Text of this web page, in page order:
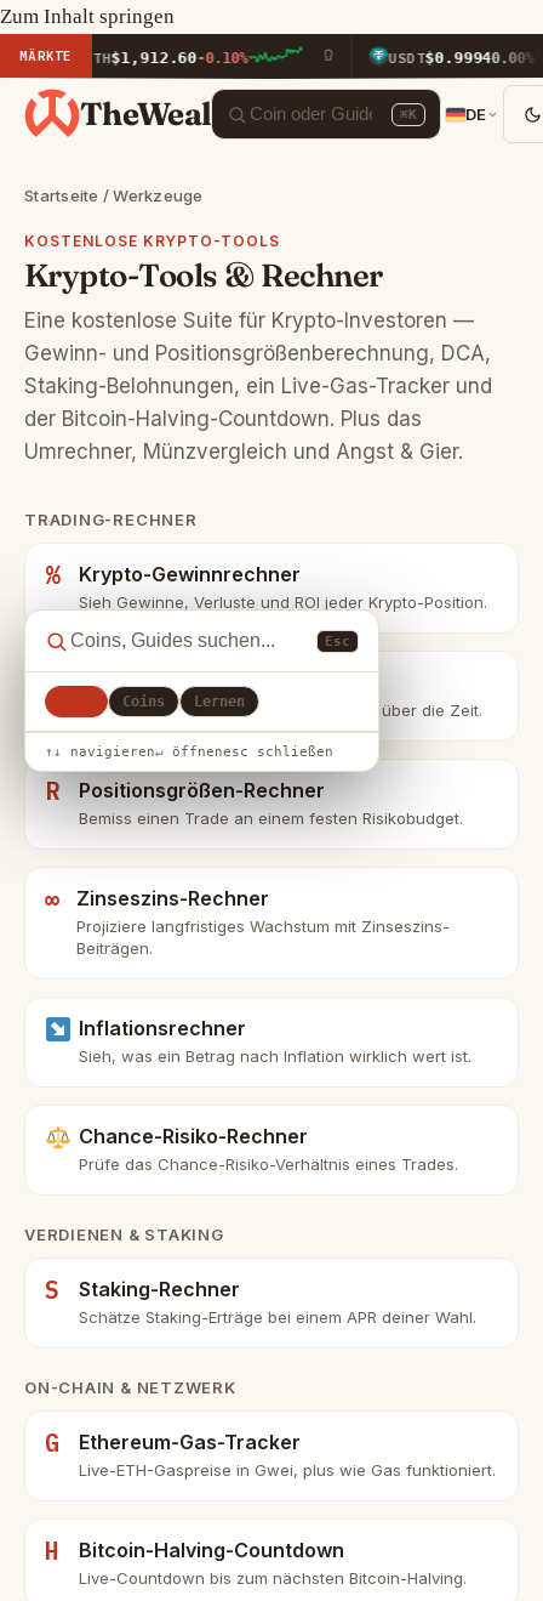
Zum Inhalt springen
MÄRKTE
ETH $1,912.60 -0.10% USDT$0.99940.00%
TheWeal ⌘K DE
Esc
Coins Lernen
↑↓ navigieren↵ öffnenesc schließen
Startseite / Werkzeuge
KOSTENLOSE KRYPTO-TOOLS
Krypto-Tools & Rechner
Eine kostenlose Suite für Krypto-Investoren —
Gewinn- und Positionsgrößenberechnung, DCA,
Staking-Belohnungen, ein Live-Gas-Tracker und
der Bitcoin-Halving-Countdown. Plus das
Umrechner, Münzvergleich und Angst & Gier.
TRADING-RECHNER
% Krypto-Gewinnrechner
Sieh Gewinne, Verluste und ROI jeder Krypto-Position.
+ DCA-Rechner
Modelliere Cost-Averaging in eine Coin über die Zeit.
R Positionsgrößen-Rechner
Bemiss einen Trade an einem festen Risikobudget.
∞ Zinseszins-Rechner
Projiziere langfristiges Wachstum mit Zinseszins-
Beiträgen.
Inflationsrechner
Sieh, was ein Betrag nach Inflation wirklich wert ist.
Chance-Risiko-Rechner
Prüfe das Chance-Risiko-Verhältnis eines Trades.
VERDIENEN & STAKING
S Staking-Rechner
Schätze Staking-Erträge bei einem APR deiner Wahl.
ON-CHAIN & NETZWERK
G Ethereum-Gas-Tracker
Live-ETH-Gaspreise in Gwei, plus wie Gas funktioniert.
H Bitcoin-Halving-Countdown
Live-Countdown bis zum nächsten Bitcoin-Halving.